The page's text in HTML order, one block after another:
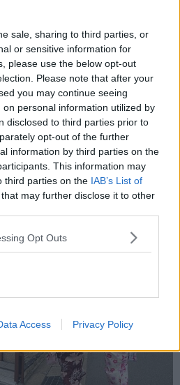
sale, sharing to third parties, or
or sensitive information for
please use the below opt-out
Please note that after your
you may continue seeing
personal information utilized by
disclosed to third parties prior to
opt-out of the further
information by third parties on the
This information may
third parties on the IAB’s List of
that may further disclose it to other
Opt Outs
Access Privacy Policy